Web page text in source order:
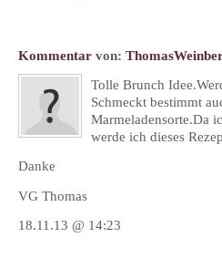
Kommentar von:
Tolle Brunch
Schmeckt bestimmt
Marmeladensorte.Da
werde ich dieses
Danke
VG Thomas
18.11.13 @ 14:23